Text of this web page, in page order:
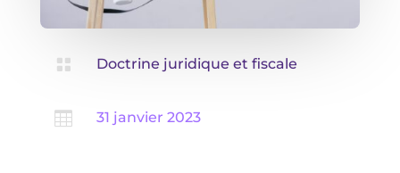
 Doctrine juridique et fiscale
 31 janvier 2023